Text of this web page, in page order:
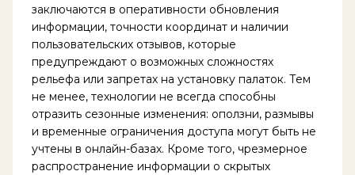
заключаются в оперативности обновления
информации, точности координат и наличии
пользовательских отзывов, которые
предупреждают о возможных сложностях
рельефа или запретах на установку палаток. Тем
не менее, технологии не всегда способны
отразить сезонные изменения: оползни, размывы
и временные ограничения доступа могут быть не
учтены в онлайн-базах. Кроме того, чрезмерное
распространение информации о скрытых